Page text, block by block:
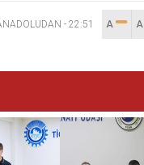
- 22:51 A